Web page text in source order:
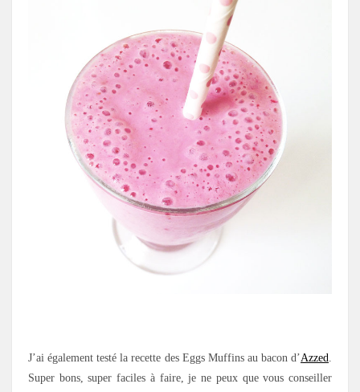
J’ai également testé la recette des Eggs Muffins au bacon d’Azzed
Super bons, super faciles à faire, je ne peux que vous conseiller